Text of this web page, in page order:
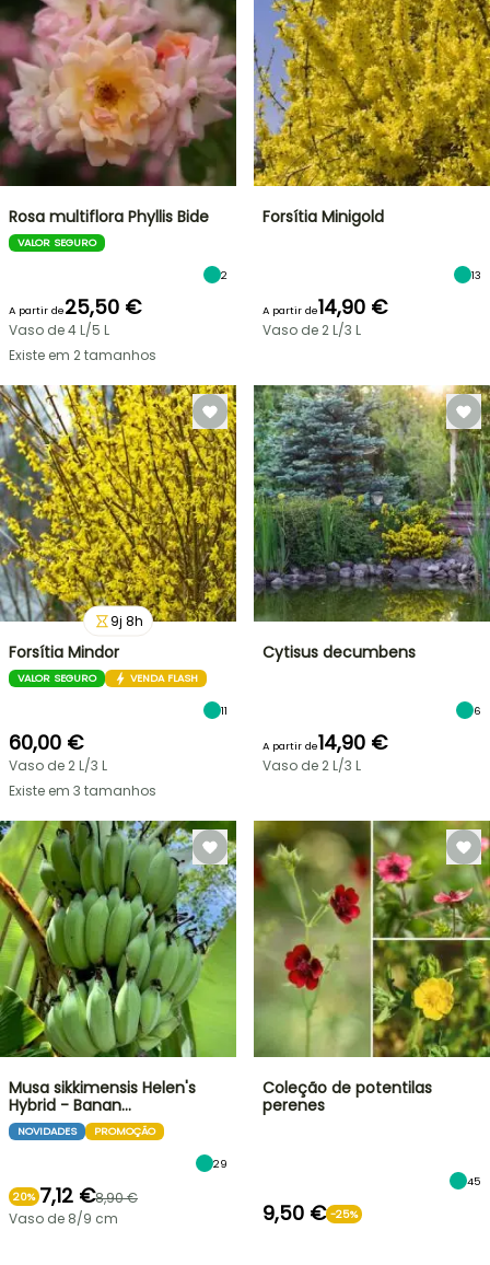
Rosa multiflora Phyllis Bide
VALOR SEGURO
2
A partir de25,50 €
Vaso de 4 L/5 L
Existe em 2 tamanhos
Forsítia Minigold
13
A partir de14,90 €
Vaso de 2 L/3 L
9j 8h
Forsítia Mindor
VALOR SEGURO VENDA FLASH
11
60,00 €
Vaso de 2 L/3 L
Existe em 3 tamanhos
Cytisus decumbens
6
A partir de14,90 €
Vaso de 2 L/3 L
Musa sikkimensis Helen's
Hybrid - Banan…
NOVIDADES PROMOÇÃO
29
20% 7,12 €8,90 €
Vaso de 8/9 cm
Coleção de potentilas
perenes
45
9,50 € -25%